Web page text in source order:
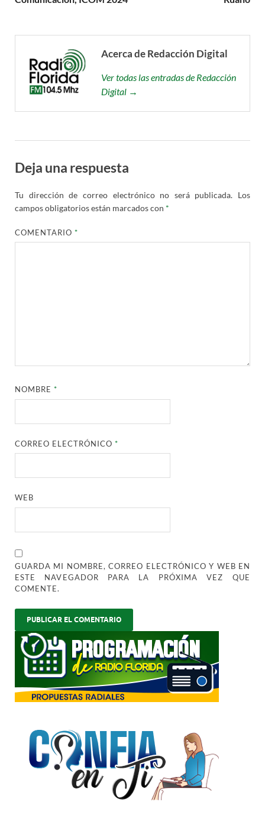
Acerca de Redacción Digital
Ver todas las entradas de Redacción
Digital →
Deja una respuesta
Tu dirección de correo electrónico no será publicada. Los
campos obligatorios están marcados con *
COMENTARIO*
NOMBRE*
CORREO ELECTRÓNICO*
WEB
GUARDA MI NOMBRE, CORREO ELECTRÓNICO Y WEB EN
ESTE NAVEGADOR PARA LA PRÓXIMA VEZ QUE
COMENTE.